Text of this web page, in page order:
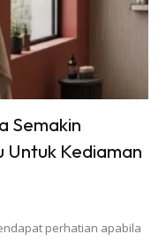
Semakin
Untuk Kediaman
perhatian apabila